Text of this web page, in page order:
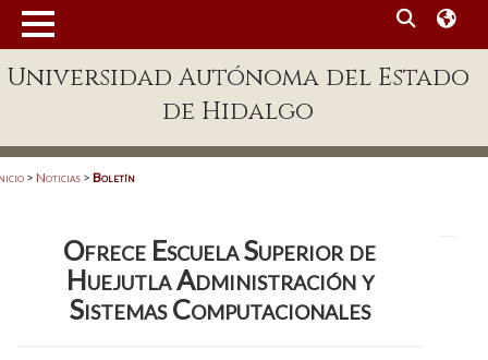
Enlaces
Patronato
Plataforma Garza
Universidad Autónoma del Estado
de Hidalgo
> Noticias > Boletín
Ofrece Escuela Superior de
Huejutla Administración y
Sistemas Computacionales